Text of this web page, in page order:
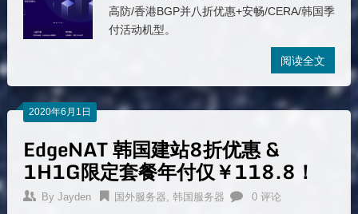
高防/香港BGP并八折优惠+安畅/CERA/韩国季
付活动机型。
阅读全文
2020年6月1日
EdgeNAT 韩国建站8折优惠 &
1H1G限定套餐年付仅￥118.8！
By Jayden 国外服务器, 韩国服务器 0 评论